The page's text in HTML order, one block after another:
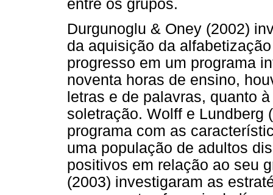
entre os grupos.
Durgunoglu & Oney (2002)
da aquisição da
progresso em um programa
noventa horas de ensino,
letras e de palavras, quanto
soletração. Wolff e Lundberg
programa com as
uma população de adultos
positivos em relação ao seu
(2003) investigaram as